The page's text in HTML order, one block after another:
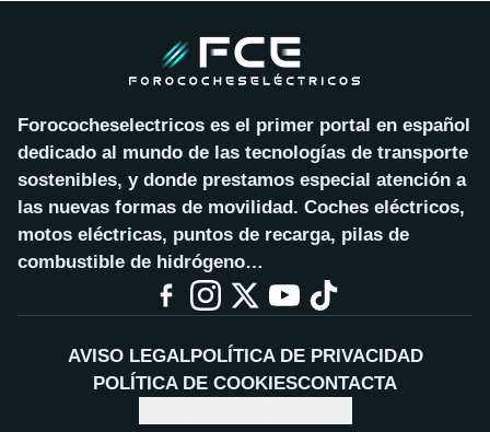
Forococheselectricos es el primer portal en español
dedicado al mundo de las tecnologías de transporte
sostenibles, y donde prestamos especial atención a
las nuevas formas de movilidad. Coches eléctricos,
motos eléctricas, puntos de recarga, pilas de
combustible de hidrógeno…
AVISO LEGALPOLÍTICA DE PRIVACIDAD
POLÍTICA DE COOKIESCONTACTA